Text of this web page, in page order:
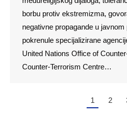
borbu protiv ekstremizma,
negativne propagande u
pokrenule specijalizirane
United Nations Office of
Counter-Terrorism Centre…
1 2